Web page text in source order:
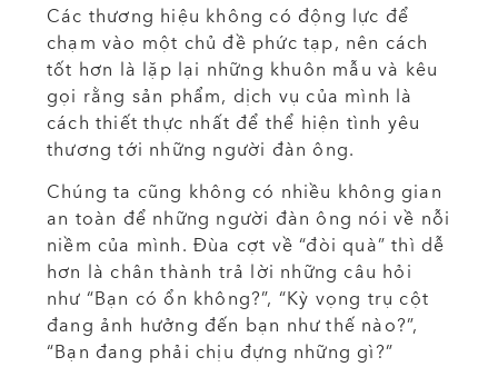
Các thương hiệu không có động lực để
chạm vào một chủ đề phức tạp, nên cách
tốt hơn là lặp lại những khuôn mẫu và kêu
gọi rằng sản phẩm, dịch vụ của mình là
cách thiết thực nhất để thể hiện tình yêu
thương tới những người đàn ông.
Chúng ta cũng không có nhiều không gian
an toàn để những người đàn ông nói về nỗi
niềm của mình. Đùa cợt về “đòi quà” thì dễ
hơn là chân thành trả lời những câu hỏi
như “Bạn có ổn không?”, “Kỳ vọng trụ cột
đang ảnh hưởng đến bạn như thế nào?”,
“Bạn đang phải chịu đựng những gì?”